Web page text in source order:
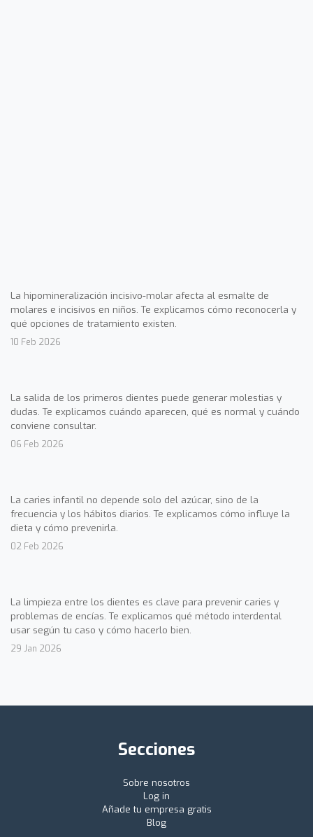
La hipomineralización incisivo-molar afecta al esmalte de
molares e incisivos en niños. Te explicamos cómo reconocerla y
qué opciones de tratamiento existen.
10 Feb 2026
La salida de los primeros dientes puede generar molestias y
dudas. Te explicamos cuándo aparecen, qué es normal y cuándo
conviene consultar.
06 Feb 2026
La caries infantil no depende solo del azúcar, sino de la
frecuencia y los hábitos diarios. Te explicamos cómo influye la
dieta y cómo prevenirla.
02 Feb 2026
La limpieza entre los dientes es clave para prevenir caries y
problemas de encías. Te explicamos qué método interdental
usar según tu caso y cómo hacerlo bien.
29 Jan 2026
Secciones
Sobre nosotros
Log in
Añade tu empresa gratis
Blog